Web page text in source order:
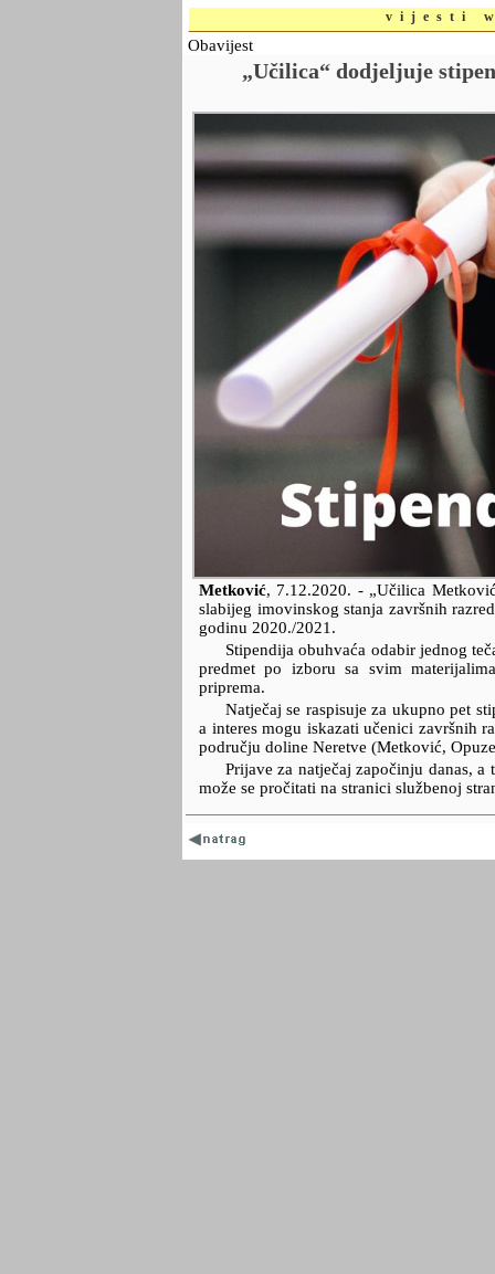
vijesti
Obavijest
„Učilica“ dodjeljuje
Metković, 7.12.2020. - „Učilica
slabijeg imovinskog stanja završnih
godinu 2020./2021.
Stipendija obuhvaća odabir jednog
predmet po izboru sa svim
priprema.
Natječaj se raspisuje za ukupno pet
a interes mogu iskazati učenici završnih
području doline Neretve (Metković,
Prijave za natječaj započinju danas,
može se pročitati na stranici službenoj